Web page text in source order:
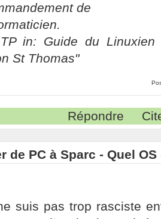
de
in: Guide du Linuxien
St Thomas"
Répondre
de PC à Sparc - Quel
suis pas trop rasciste